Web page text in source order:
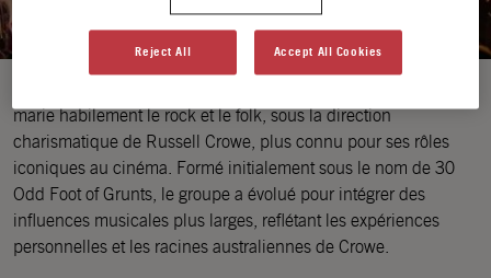
marie habilement le rock et le folk, sous la direction
charismatique de Russell Crowe, plus connu pour ses rôles
iconiques au cinéma. Formé initialement sous le nom de 30
Odd Foot of Grunts, le groupe a évolué pour intégrer des
influences musicales plus larges, reflétant les expériences
personnelles et les racines australiennes de Crowe.
Reject All Accept All Cookies